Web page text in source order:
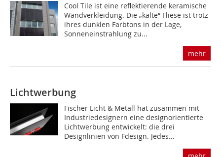
Cool Tile ist eine reflektierende keramische
Wandverkleidung. Die „kalte“ Fliese ist trotz
ihres dunklen Farbtons in der Lage,
Sonneneinstrahlung zu...
mehr
Lichtwerbung
Fischer Licht & Metall hat zusammen mit
Industriedesignern eine designorientierte
Lichtwerbung entwickelt: die drei
Designlinien von Fdesign. Jedes...